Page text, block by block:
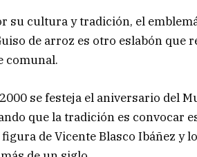
su cultura y tradición, el
de arroz es otro eslabón que
comunal.
se festeja el aniversario del
que la tradición es convocar
de Vicente Blasco Ibáñez y